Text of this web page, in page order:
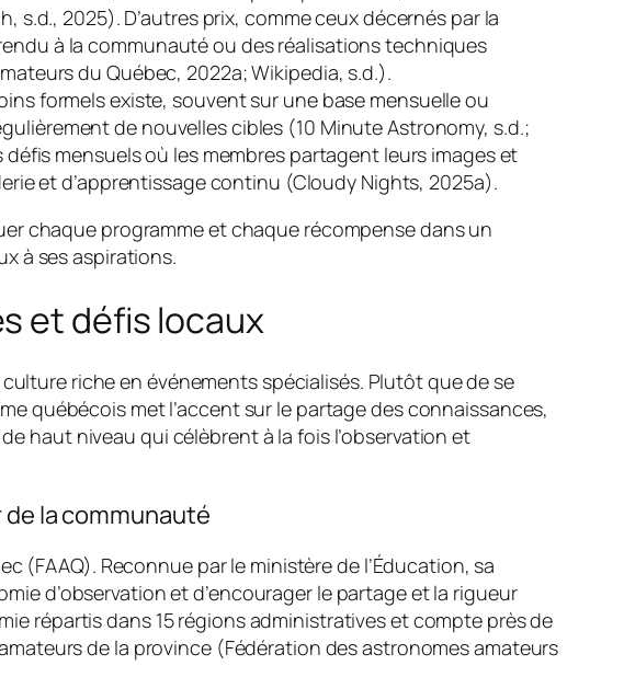
2025). D’autres prix, comme ceux décernés par la
à la communauté ou des réalisations techniques
du Québec, 2022a; Wikipedia, s.d.).
formels existe, souvent sur une base mensuelle ou
de nouvelles cibles (10 Minute Astronomy, s.d.;
mensuels où les membres partagent leurs images et
et d’apprentissage continu (Cloudy Nights, 2025a).
chaque programme et chaque récompense dans un
à ses aspirations.
et défis locaux
riche en événements spécialisés. Plutôt que de se
québécois met l’accent sur le partage des connaissances,
haut niveau qui célèbrent à la fois l’observation et
de la communauté
(FAAQ). Reconnue par le ministère de l’Éducation, sa
d’observation et d’encourager le partage et la rigueur
répartis dans 15 régions administratives et compte près de
de la province (Fédération des astronomes amateurs